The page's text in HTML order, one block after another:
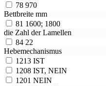
78 970
Bettbreite mm
81 1600; 1800
die Zahl der Lamellen
84 22
Hebemechanismus
1213 IST
1208 IST, NEIN
1201 NEIN